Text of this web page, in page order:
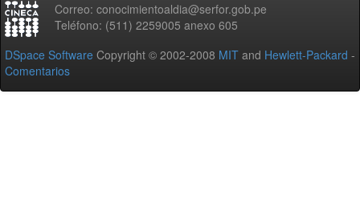
Correo: conocimientoaldia@serfor.gob.pe
Teléfono: (511) 2259005 anexo 605
DSpace Software Copyright © 2002-2008 MIT and Hewlett-Packard -
Comentarios